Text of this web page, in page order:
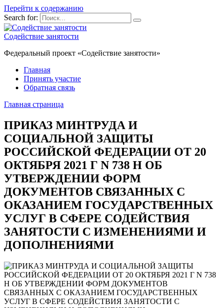
Перейти к содержанию
Search for:
Содействие занятости
Федеральный проект «Содействие занятости»
Главная
Принять участие
Обратная связь
Главная страница
ПРИКАЗ МИНТРУДА И
СОЦИАЛЬНОЙ ЗАЩИТЫ
РОССИЙСКОЙ ФЕДЕРАЦИИ ОТ 20
ОКТЯБРЯ 2021 Г N 738 Н ОБ
УТВЕРЖДЕНИИ ФОРМ
ДОКУМЕНТОВ СВЯЗАННЫХ С
ОКАЗАНИЕМ ГОСУДАРСТВЕННЫХ
УСЛУГ В СФЕРЕ СОДЕЙСТВИЯ
ЗАНЯТОСТИ С ИЗМЕНЕНИЯМИ И
ДОПОЛНЕНИЯМИ